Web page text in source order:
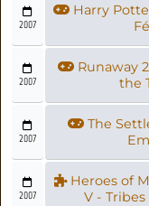
2007
Harry
2007
Runaway
the
2007
The
2007
Heroes of
V -